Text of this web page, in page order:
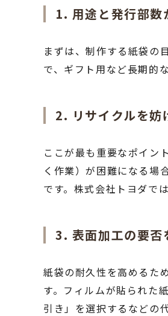
1. 用途と発行部数
まずは、制作する紙袋の
で、ギフト用など長期的
2. リサイクルを妨
ここが最も重要なポイン
く作業）が困難になる場
です。株式会社トヨダで
3. 表面加工の要否
紙袋の耐久性を高めるた
す。フィルムが貼られた
引き」を選択するなどの